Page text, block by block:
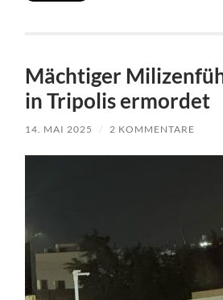
Mächtiger
in Tripolis ermordet
14. MAI 2025 / 2 KOMMENTARE